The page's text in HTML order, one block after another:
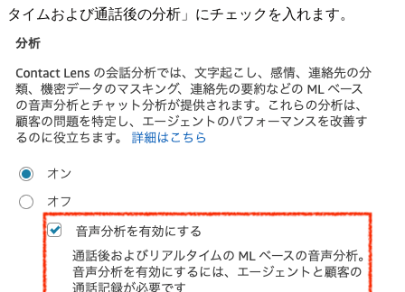
タイムおよび通話後の分析」にチェックを入れます。